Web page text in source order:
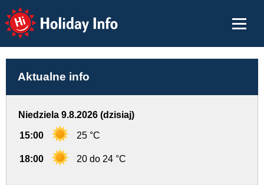
Holiday Info
Aktualne info
Niedziela 9.8.2026 (dzisiaj)
15:00 25 °C
18:00 20 do 24 °C